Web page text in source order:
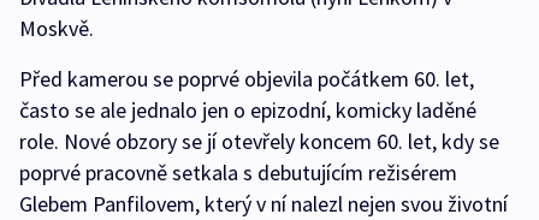
Moskvě.
Před kamerou se poprvé objevila počátkem 60. let,
často se ale jednalo jen o epizodní, komicky laděné
role. Nové obzory se jí otevřely koncem 60. let, kdy se
poprvé pracovně setkala s debutujícím režisérem
Glebem Panfilovem, který v ní nalezl nejen svou životní